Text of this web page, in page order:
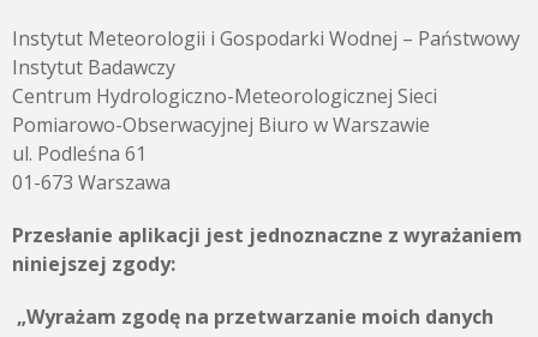
Instytut Meteorologii i Gospodarki Wodnej – Państwowy
Instytut Badawczy
Centrum Hydrologiczno-Meteorologicznej Sieci
Pomiarowo-Obserwacyjnej Biuro w Warszawie
ul. Podleśna 61
01-673 Warszawa
Przesłanie aplikacji jest jednoznaczne z wyrażaniem
niniejszej zgody:
„Wyrażam zgodę na przetwarzanie moich danych